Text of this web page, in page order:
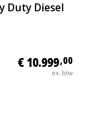
Duty Diesel
€ 10.999,00
ex. btw